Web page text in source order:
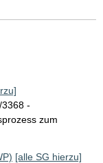
-
zum
[alle SG hierzu]